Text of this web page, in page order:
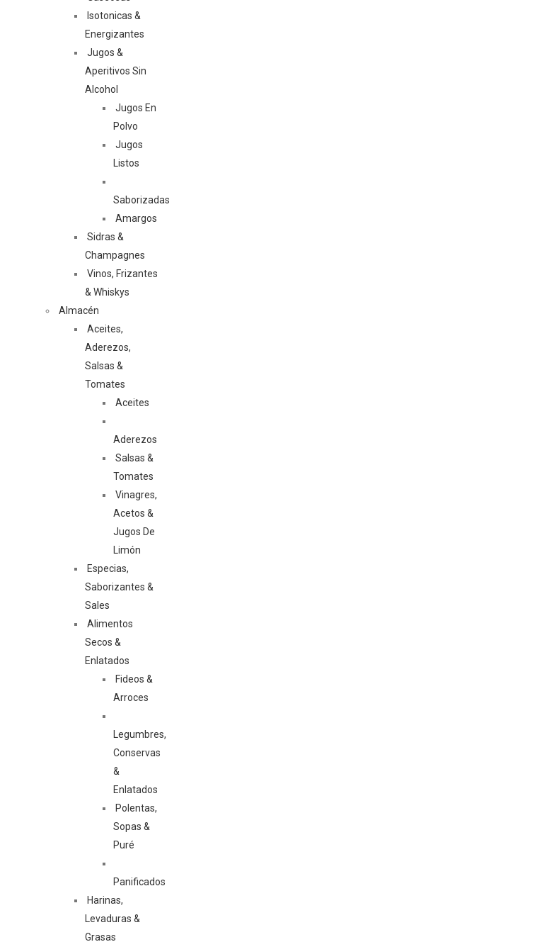
Isotonicas &
Energizantes
Jugos &
Aperitivos Sin
Alcohol
Jugos En
Polvo
Jugos
Listos
Saborizadas
Amargos
Sidras &
Champagnes
Vinos, Frizantes
& Whiskys
Almacén
Aceites,
Aderezos,
Salsas &
Tomates
Aceites
Aderezos
Salsas &
Tomates
Vinagres,
Acetos &
Jugos De
Limón
Especias,
Saborizantes &
Sales
Alimentos
Secos &
Enlatados
Fideos &
Arroces
Legumbres,
Conservas
&
Enlatados
Polentas,
Sopas &
Puré
Panificados
Harinas,
Levaduras &
Grasas